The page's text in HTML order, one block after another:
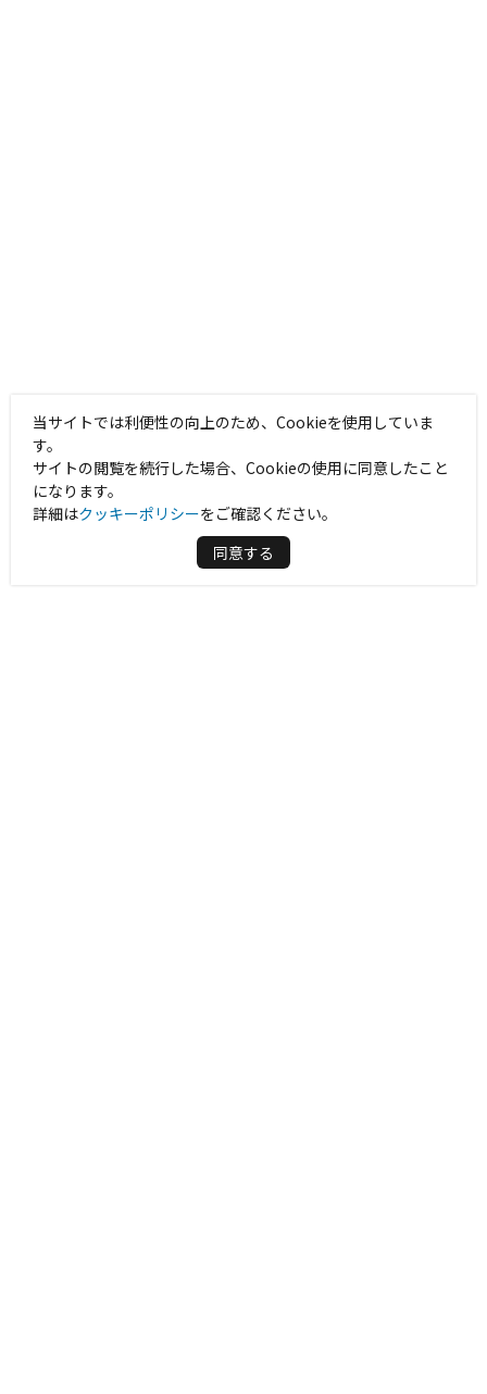
当サイトでは利便性の向上のため、Cookieを使用していま
す。
サイトの閲覧を続行した場合、Cookieの使用に同意したこと
になります。
詳細はクッキーポリシーをご確認ください。
同意する